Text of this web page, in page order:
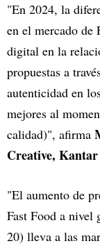
"En 2024, la
en el mercado de
digital en la
propuestas a
autenticidad en
mejores al
calidad)", afirma
Creative,
"El aumento de
Fast Food a nivel
20) lleva a las